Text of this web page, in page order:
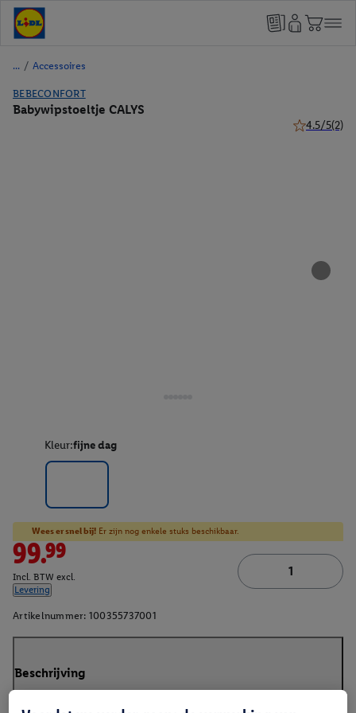
/ Accessoires
BEBECONFORT
Babywipstoeltje CALYS
4.5/5(2)
Kleur:fijne dag
Wees er snel bij! Er zijn nog enkele stuks beschikbaar.
99.99
Incl. BTW excl.
Levering
Artikelnummer: 100355737001
Beschrijving